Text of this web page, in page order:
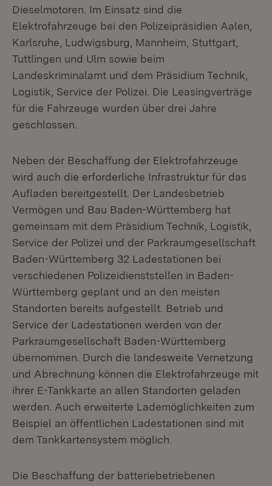
Dieselmotoren. Im Einsatz sind die
Elektrofahrzeuge bei den Polizeipräsidien Aalen,
Karlsruhe, Ludwigsburg, Mannheim, Stuttgart,
Tuttlingen und Ulm sowie beim
Landeskriminalamt und dem Präsidium Technik,
Logistik, Service der Polizei. Die Leasingverträge
für die Fahrzeuge wurden über drei Jahre
geschlossen.
Neben der Beschaffung der Elektrofahrzeuge
wird auch die erforderliche Infrastruktur für das
Aufladen bereitgestellt. Der Landesbetrieb
Vermögen und Bau Baden-Württemberg hat
gemeinsam mit dem Präsidium Technik, Logistik,
Service der Polizei und der Parkraumgesellschaft
Baden-Württemberg 32 Ladestationen bei
verschiedenen Polizeidienststellen in Baden-
Württemberg geplant und an den meisten
Standorten bereits aufgestellt. Betrieb und
Service der Ladestationen werden von der
Parkraumgesellschaft Baden-Württemberg
übernommen. Durch die landesweite Vernetzung
und Abrechnung können die Elektrofahrzeuge mit
ihrer E-Tankkarte an allen Standorten geladen
werden. Auch erweiterte Lademöglichkeiten zum
Beispiel an öffentlichen Ladestationen sind mit
dem Tankkartensystem möglich.
Die Beschaffung der batteriebetriebenen